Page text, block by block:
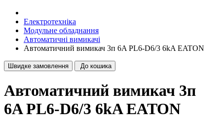
Електротехніка
Модульне обладнання
Автоматичні вимикачі
Автоматичний вимикач 3п 6A PL6-D6/3 6kA EATON
Швидке замовлення До кошика
Автоматичний вимикач 3п
6A PL6-D6/3 6kA EATON